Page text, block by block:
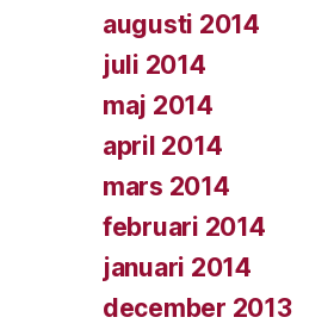
augusti 2014
juli 2014
maj 2014
april 2014
mars 2014
februari 2014
januari 2014
december 2013